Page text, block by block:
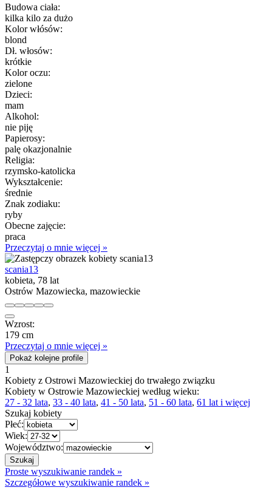
Budowa ciała:
kilka kilo za dużo
Kolor włósów:
blond
Dł. włosów:
krótkie
Kolor oczu:
zielone
Dzieci:
mam
Alkohol:
nie piję
Papierosy:
palę okazjonalnie
Religia:
rzymsko-katolicka
Wykształcenie:
średnie
Znak zodiaku:
ryby
Obecne zajęcie:
praca
Przeczytaj o mnie więcej »
scania13
kobieta, 78 lat
Ostrów Mazowiecka, mazowieckie
Wzrost:
179 cm
Przeczytaj o mnie więcej »
Pokaż kolejne profile
1
Kobiety z Ostrowi Mazowieckiej do trwałego związku
Kobiety w Ostrowie Mazowieckiej według wieku:
27 - 32 lata, 33 - 40 lata, 41 - 50 lata, 51 - 60 lata, 61 lat i więcej
Szukaj kobiety
Płeć:
Wiek:
Województwo:
Proste wyszukiwanie randek »
Szczegółowe wyszukiwanie randek »